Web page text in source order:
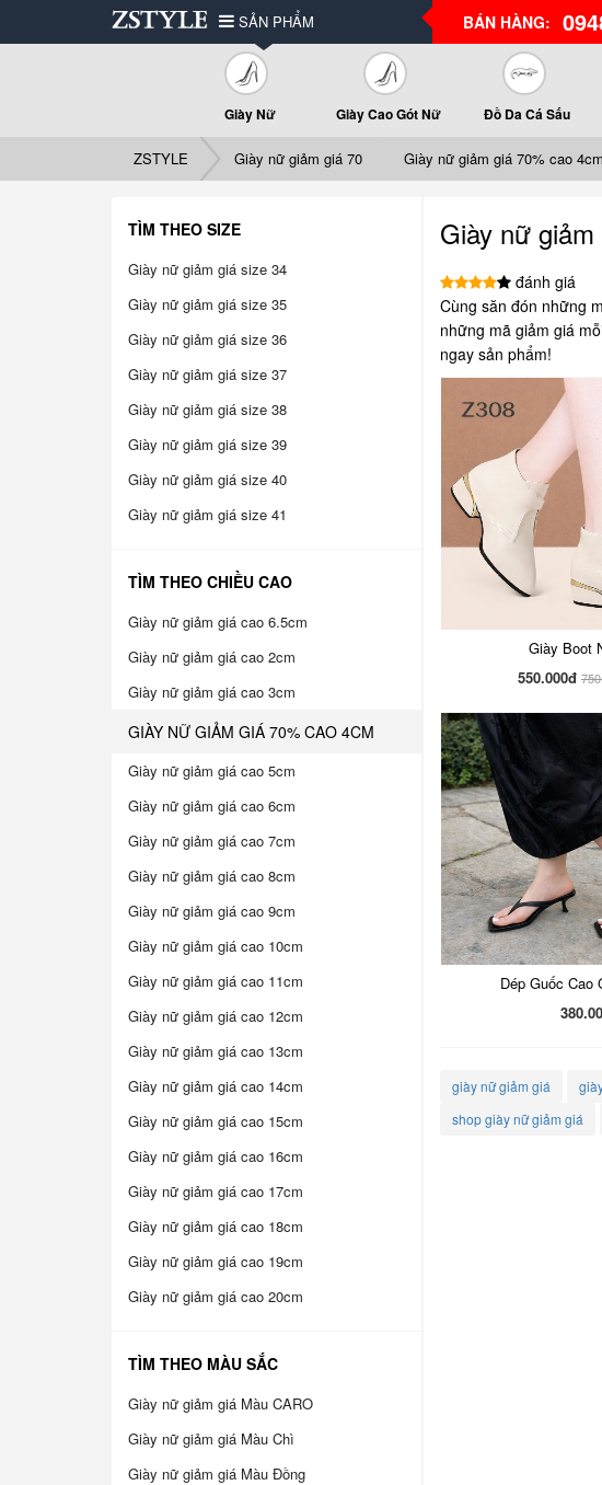
SẢN PHẨM BÁN HÀNG:
Giày Nữ Giày Cao Gót Nữ Đồ Da Cá Sấu
ZSTYLE Giày nữ giảm giá 70 Giày nữ giảm giá 70% cao 4cm
TÌM THEO SIZE
Giày nữ giảm giá size 34
Giày nữ giảm giá size 35
Giày nữ giảm giá size 36
Giày nữ giảm giá size 37
Giày nữ giảm giá size 38
Giày nữ giảm giá size 39
Giày nữ giảm giá size 40
Giày nữ giảm giá size 41
TÌM THEO CHIỀU CAO
Giày nữ giảm giá cao 6.5cm
Giày nữ giảm giá cao 2cm
Giày nữ giảm giá cao 3cm
GIÀY NỮ GIẢM GIÁ 70% CAO 4CM
Giày nữ giảm giá cao 5cm
Giày nữ giảm giá cao 6cm
Giày nữ giảm giá cao 7cm
Giày nữ giảm giá cao 8cm
Giày nữ giảm giá cao 9cm
Giày nữ giảm giá cao 10cm
Giày nữ giảm giá cao 11cm
Giày nữ giảm giá cao 12cm
Giày nữ giảm giá cao 13cm
Giày nữ giảm giá cao 14cm
Giày nữ giảm giá cao 15cm
Giày nữ giảm giá cao 16cm
Giày nữ giảm giá cao 17cm
Giày nữ giảm giá cao 18cm
Giày nữ giảm giá cao 19cm
Giày nữ giảm giá cao 20cm
TÌM THEO MÀU SẮC
Giày nữ giảm giá Màu CARO
Giày nữ giảm giá Màu Chì
Giày nữ giảm giá Màu Đồng
Giày nữ
đánh giá
Cùng săn đón những
những mã giảm giá
ngay sản phẩm!
Giày Boot
550.000đ
Dép Guốc Cao
giày nữ giảm giá
shop giày nữ giảm giá